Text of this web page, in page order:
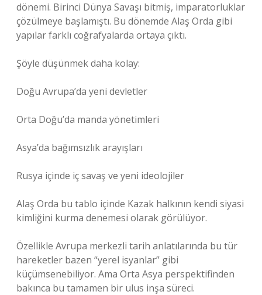
dönemi. Birinci Dünya Savaşı bitmiş, imparatorluklar
çözülmeye başlamıştı. Bu dönemde Alaş Orda gibi
yapılar farklı coğrafyalarda ortaya çıktı.
Şöyle düşünmek daha kolay:
Doğu Avrupa’da yeni devletler
Orta Doğu’da manda yönetimleri
Asya’da bağımsızlık arayışları
Rusya içinde iç savaş ve yeni ideolojiler
Alaş Orda bu tablo içinde Kazak halkının kendi siyasi
kimliğini kurma denemesi olarak görülüyor.
Özellikle Avrupa merkezli tarih anlatılarında bu tür
hareketler bazen “yerel isyanlar” gibi
küçümsenebiliyor. Ama Orta Asya perspektifinden
bakınca bu tamamen bir ulus inşa süreci.